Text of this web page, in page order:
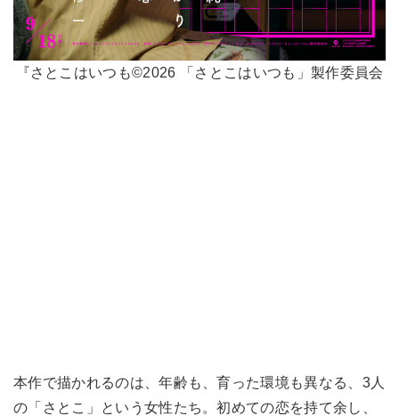
『さとこはいつも©2026 「さとこはいつも」製作委員会
本作で描かれるのは、年齢も、育った環境も異なる、3人
の「さとこ」という女性たち。初めての恋を持て余し、